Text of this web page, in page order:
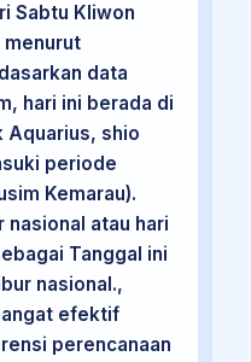
Sabtu Kliwon
menurut
data
hari ini berada di
Aquarius, shio
periode
Kemarau).
atau hari
Tanggal ini
nasional.,
efektif
perencanaan